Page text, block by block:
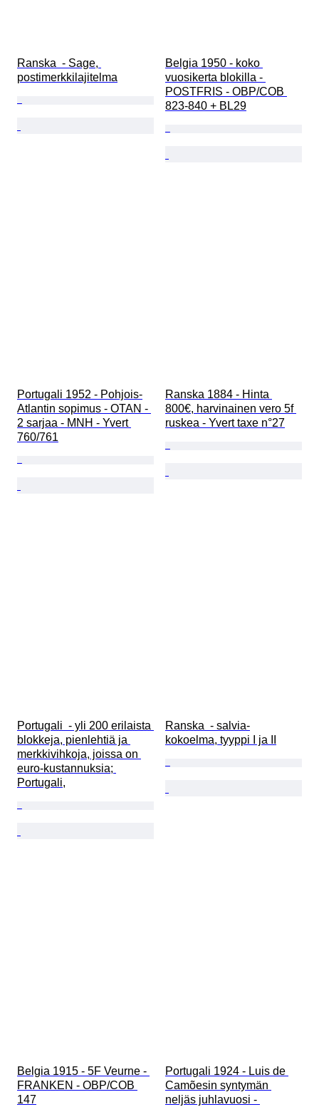
Ranska  - Sage,
postimerkkilajitelma
Belgia 1950 - koko
vuosikerta blokilla -
POSTFRIS - OBP/COB
823-840 + BL29
Portugali 1952 - Pohjois-
Atlantin sopimus - OTAN -
2 sarjaa - MNH - Yvert
760/761
Ranska 1884 - Hinta
800€, harvinainen vero 5f
ruskea - Yvert taxe n°27
Portugali  - yli 200 erilaista
blokkeja, pienlehtiä ja
merkkivihkoja, joissa on
euro-kustannuksia;
Portugali,
Ranska  - salvia-
kokoelma, tyyppi I ja II
Belgia 1915 - 5F Veurne -
FRANKEN - OBP/COB
147
Portugali 1924 - Luis de
Camõesin syntymän
neljäs juhlavuosi -